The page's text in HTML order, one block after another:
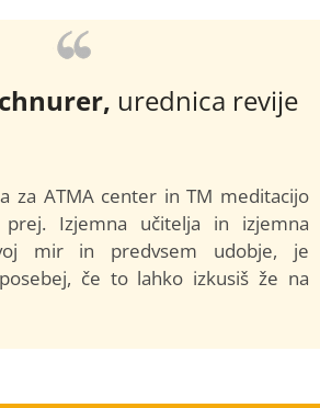
urednica revije
za ATMA center in TM meditacijo
Izjemna učitelja in izjemna
mir in predvsem udobje, je
če to lahko izkusiš že na